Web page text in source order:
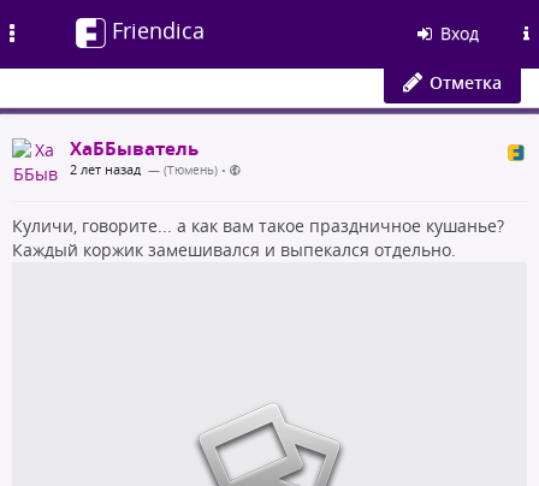
Friendica Вход
Отметка
ХаББыватель
2 лет назад — (Тюмень) •
Куличи, говорите... а как вам такое праздничное кушанье?
Каждый коржик замешивался и выпекался отдельно.